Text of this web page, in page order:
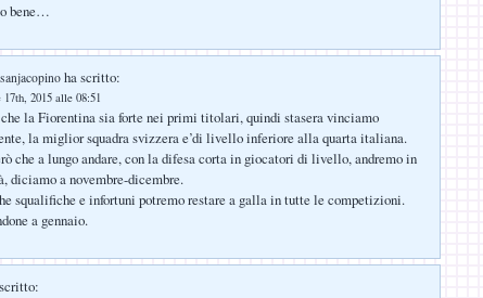
bene…
ha scritto:
17th, 2015 alle 08:51
la Fiorentina sia forte nei primi titolari, quindi stasera vinciamo
la miglior squadra svizzera e’di livello inferiore alla quarta italiana.
che a lungo andare, con la difesa corta in giocatori di livello, andremo in
diciamo a novembre-dicembre.
squalifiche e infortuni potremo restare a galla in tutte le competizioni.
a gennaio.